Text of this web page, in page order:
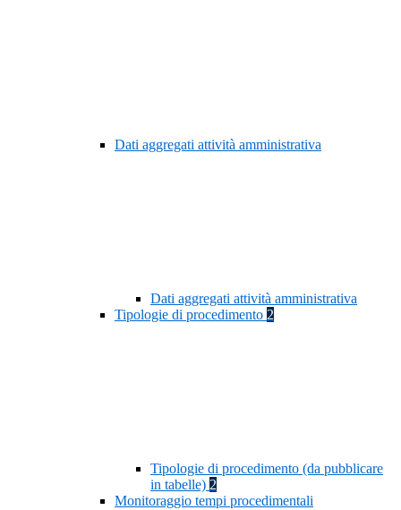
Dati aggregati attività amministrativa
Dati aggregati attività amministrativa
Tipologie di procedimento 2
Tipologie di procedimento (da pubblicare
in tabelle) 2
Monitoraggio tempi procedimentali